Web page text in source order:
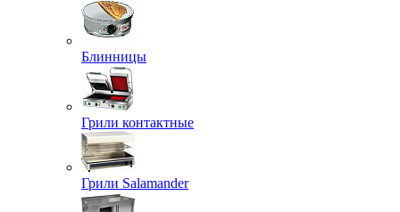
Блинницы
Грили контактные
Грили Salamander